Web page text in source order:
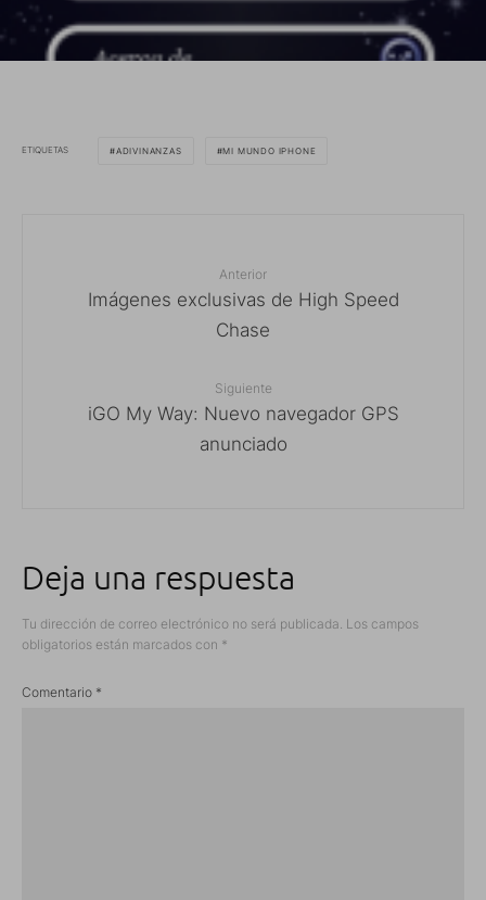
ETIQUETAS ADIVINANZAS MI MUNDO IPHONE
Anterior
Imágenes exclusivas de High Speed
Chase
Siguiente
iGO My Way: Nuevo navegador GPS
anunciado
Deja una respuesta
Tu dirección de correo electrónico no será publicada. Los campos
obligatorios están marcados con *
Comentario *